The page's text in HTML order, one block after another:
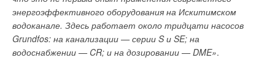
энергоэффективного оборудования на Искитимском
водоканале. Здесь работает около тридцати насосов
Grundfos: на канализации — серии S и SE; на
водоснабжении — CR; и на дозировании — DME».
Ваше имя *
Ваш E-mail *
стандарт EN 834
распространяется на
электронные
распределители
потребления тепла, а
радиаторного
коэффициента от
различных факторов для
одного типа радиаторов. В
качестве образца для